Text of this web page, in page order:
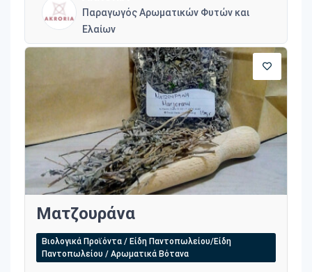
Παραγωγός Αρωματικών Φυτών και
Ελαίων
Ματζουράνα
Βιολογικά Προϊόντα / Είδη Παντοπωλείου/Είδη
Παντοπωλείου / Αρωματικά Βότανα